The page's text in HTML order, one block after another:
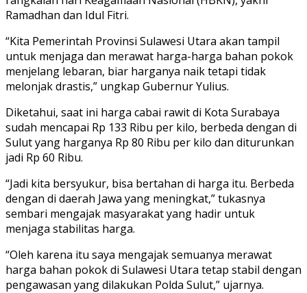
Ramadhan dan Idul Fitri.
“Kita Pemerintah Provinsi Sulawesi Utara akan tampil
untuk menjaga dan merawat harga-harga bahan pokok
menjelang lebaran, biar harganya naik tetapi tidak
melonjak drastis,” ungkap Gubernur Yulius.
Diketahui, saat ini harga cabai rawit di Kota Surabaya
sudah mencapai Rp 133 Ribu per kilo, berbeda dengan di
Sulut yang harganya Rp 80 Ribu per kilo dan diturunkan
jadi Rp 60 Ribu.
“Jadi kita bersyukur, bisa bertahan di harga itu. Berbeda
dengan di daerah Jawa yang meningkat,” tukasnya
sembari mengajak masyarakat yang hadir untuk
menjaga stabilitas harga.
“Oleh karena itu saya mengajak semuanya merawat
harga bahan pokok di Sulawesi Utara tetap stabil dengan
pengawasan yang dilakukan Polda Sulut,” ujarnya.